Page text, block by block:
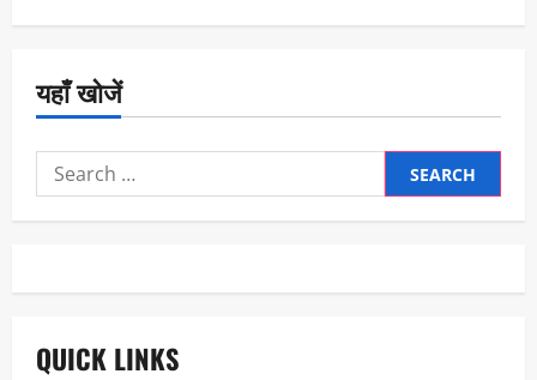
यहाँ खोजें
Search
for:
QUICK LINKS